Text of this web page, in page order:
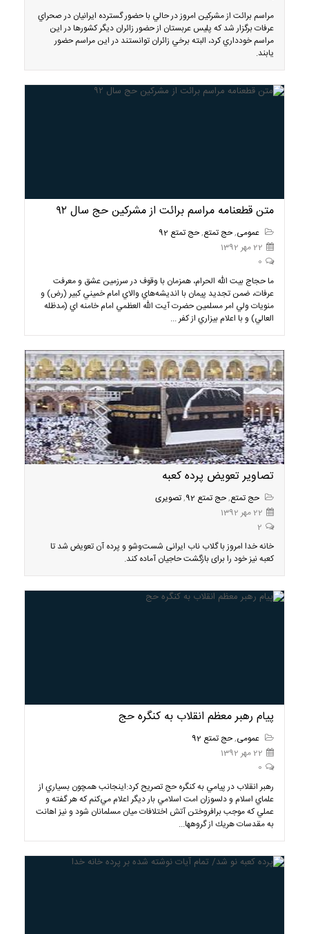
مراسم برائت از مشركين امروز در حالي با حضور گسترده ايرانيان در صحراي
عرفات برگزار شد كه پليس عربستان از حضور زائران ديگر كشورها در اين
مراسم خودداري كرد، البته برخي زائران توانستند در اين مراسم حضور
يابند.
متن قطعنامه مراسم برائت از مشركين حج سال ۹۲
عمومی,حج تمتع,حج تمتع 92
22 مهر 1392
0
ما حجاج بيت الله الحرام، همزمان با وقوف در سرزمين عشق و معرفت
عرفات، ضمن تجديد پيمان با انديشه‌هاي والاي امام خميني كبير (رض) و
منويات ولي امر مسلمين حضرت آيت الله العظمي امام خامنه اي (مدظله
العالي) و با اعلام بيزاري از كفر ...
تصاویر تعویض پرده کعبه
حج تمتع,حج تمتع 92 ,تصویری
22 مهر 1392
2
خانه خدا امروز با گلاب ناب ایرانی شست‌وشو و پرده آن تعویض شد تا
کعبه نیز خود را برای بازگشت حاجیان آماده کند.
پيام رهبر معظم انقلاب به كنگره حج
عمومی,حج تمتع 92
22 مهر 1392
0
رهبر انقلاب در پيامي به كنگره حج تصريح كرد:اينجانب همچون بسياري از
علماي اسلام و دلسوزان امت اسلامي بار ديگر اعلام مي‌كنم كه هر گفته و
عملي كه موجب برافروختن آتش اختلافات ميان مسلمانان شود و نيز اهانت
به مقدسات هريك از گروهها...